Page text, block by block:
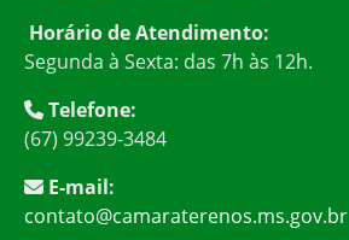
Horário de Atendimento:
Segunda à Sexta: das 7h às 12h.
Telefone:
(67) 99239-3484
E-mail:
contato@camaraterenos.ms.gov.br